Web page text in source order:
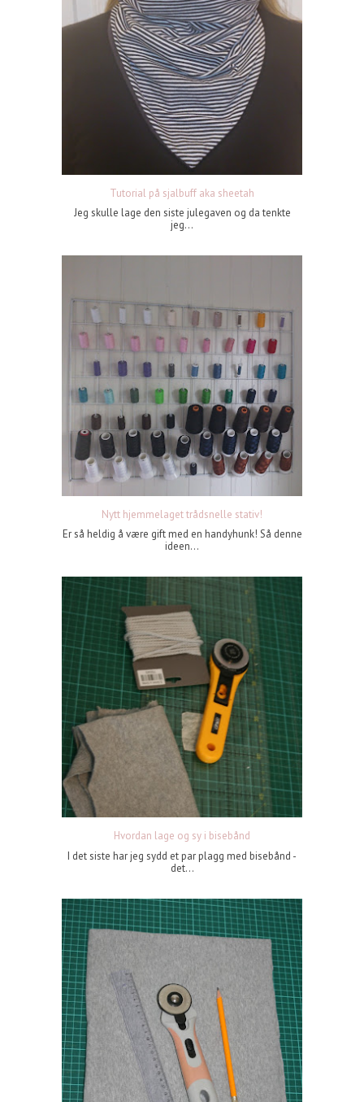
Tutorial på sjalbuff aka sheetah
Jeg skulle lage den siste julegaven og da tenkte
jeg...
Nytt hjemmelaget trådsnelle stativ!
Er så heldig å være gift med en handyhunk! Så denne
ideen...
Hvordan lage og sy i bisebånd
I det siste har jeg sydd et par plagg med bisebånd -
det...